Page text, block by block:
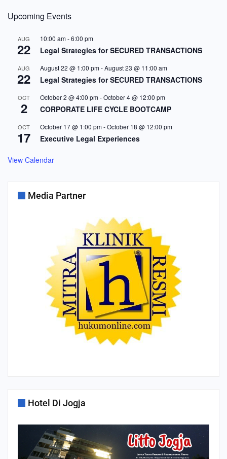
Upcoming Events
AUG
22
10:00 am-6:00 pm
Legal Strategies for SECURED TRANSACTIONS
AUG
22
August 22 @ 1:00 pm-August 23 @ 11:00 am
Legal Strategies for SECURED TRANSACTIONS
OCT
2
October 2 @ 4:00 pm-October 4 @ 12:00 pm
CORPORATE LIFE CYCLE BOOTCAMP
OCT
17
October 17 @ 1:00 pm-October 18 @ 12:00 pm
Executive Legal Experiences
View Calendar
Media Partner
Hotel Di Jogja